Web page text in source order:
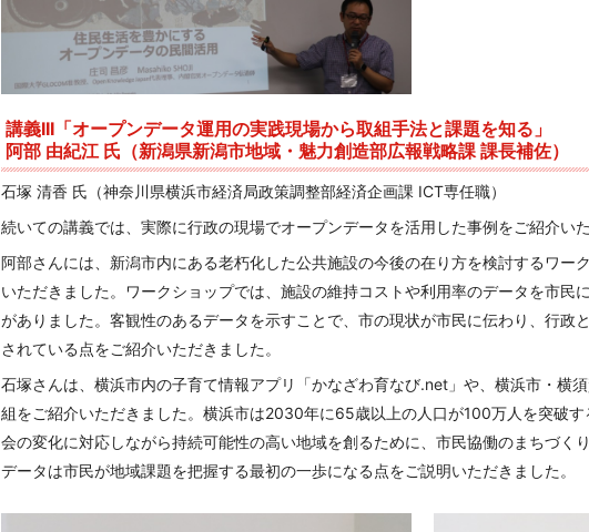
講義III「オープンデータ運用の実践現場から取組手法と課題を知る」
阿部 由紀江 氏（新潟県新潟市地域・魅力創造部広報戦略課 課長補佐）
石塚 清香 氏（神奈川県横浜市経済局政策調整部経済企画課 ICT専任職）
続いての講義では、実際に行政の現場でオープンデータを活用した事例をご紹介いた
阿部さんには、新潟市内にある老朽化した公共施設の今後の在り方を検討するワー
いただきました。ワークショップでは、施設の維持コストや利用率のデータを市民
がありました。客観性のあるデータを示すことで、市の現状が市民に伝わり、行政
されている点をご紹介いただきました。
石塚さんは、横浜市内の子育て情報アプリ「かなざわ育なび.net」や、横浜市・横
組をご紹介いただきました。横浜市は2030年に65歳以上の人口が100万人を突破
会の変化に対応しながら持続可能性の高い地域を創るために、市民協働のまちづく
データは市民が地域課題を把握する最初の一歩になる点をご説明いただきました。